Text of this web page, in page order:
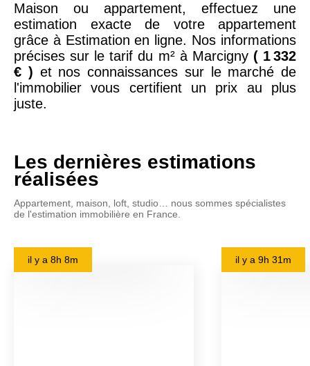
Maison ou appartement, effectuez une
estimation exacte de votre appartement
grâce à Estimation en ligne. Nos informations
précises sur le tarif du m² à Marcigny ( 1 332
€ ) et nos connaissances sur le marché de
l'immobilier vous certifient un prix au plus
juste.
Les dernières estimations
réalisées
Appartement, maison, loft, studio… nous sommes spécialistes
de l'estimation immobilière en France.
il y a 8h 8m il y a 9h 31m